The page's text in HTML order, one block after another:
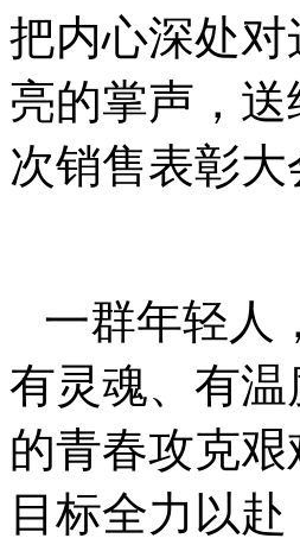
把内心深处
亮的掌声，
次销售表彰
一群年轻人
有灵魂、有
的青春攻克
目标全力以